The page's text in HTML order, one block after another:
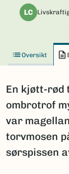
LC
Oversikt
En kjøtt-rød
ombrotrof
var
torvmosen
sørspissen